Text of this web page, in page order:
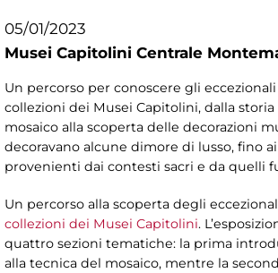
05/01/2023
Musei Capitolini Centrale
Un percorso per conoscere gli
collezioni dei Musei Capitolini, dalla
mosaico alla scoperta delle decorazioni
decoravano alcune dimore di lusso, fino
provenienti dai contesti sacri e da quelli
Un percorso alla scoperta degli
collezioni dei Musei Capitolini.
quattro sezioni tematiche: la prima
alla tecnica del mosaico, mentre la